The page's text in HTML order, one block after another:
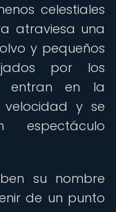
celestiales
atraviesa una
y pequeños
por los
entran en la
y se
espectáculo
su nombre
de un punto